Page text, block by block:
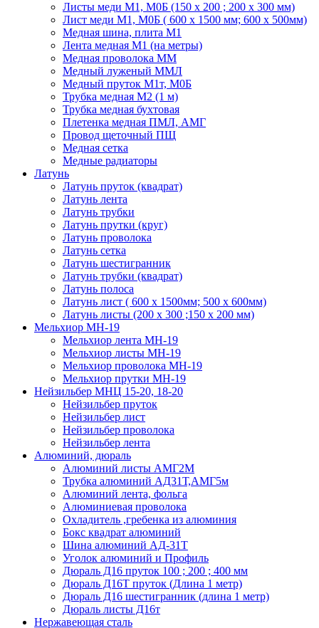
Листы меди М1, М0Б (150 х 200 ; 200 х 300 мм)
Лист меди М1, М0Б ( 600 х 1500 мм; 600 х 500мм)
Медная шина, плита М1
Лента медная М1 (на метры)
Медная проволока ММ
Медный луженый ММЛ
Медный пруток М1т, М0Б
Трубка медная М2 (1 м)
Трубка медная бухтовая
Плетенка медная ПМЛ, АМГ
Провод щеточный ПЩ
Медная сетка
Медные радиаторы
Латунь
Латунь пруток (квадрат)
Латунь лента
Латунь трубки
Латунь прутки (круг)
Латунь проволока
Латунь сетка
Латунь шестигранник
Латунь трубки (квадрат)
Латунь полоса
Латунь лист ( 600 х 1500мм; 500 х 600мм)
Латунь листы (200 х 300 ;150 х 200 мм)
Мельхиор МН-19
Мельхиор лента МН-19
Мельхиор листы МН-19
Мельхиор проволока МН-19
Мельхиор прутки МН-19
Нейзильбер МНЦ 15-20, 18-20
Нейзильбер пруток
Нейзильбер лист
Нейзильбер проволока
Нейзильбер лента
Алюминий, дюраль
Алюминий листы АМГ2М
Трубка алюминий АД31Т,АМГ5м
Алюминий лента, фольга
Алюминиевая проволока
Охладитель ,гребенка из алюминия
Бокс квадрат алюминий
Шина алюминий АД-31Т
Уголок алюминий и Профиль
Дюраль Д16 пруток 100 ; 200 ; 400 мм
Дюраль Д16Т пруток (Длина 1 метр)
Дюраль Д16 шестигранник (длина 1 метр)
Дюраль листы Д16т
Нержавеющая сталь